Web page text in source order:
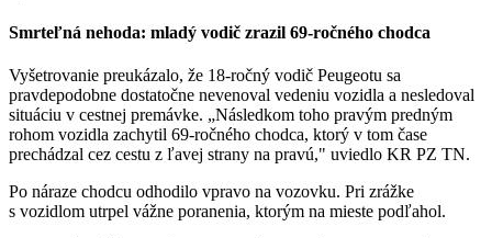
Smrteľná nehoda: mladý vodič zrazil 69-ročného chodca
Vyšetrovanie preukázalo, že 18-ročný vodič Peugeotu sa
pravdepodobne dostatočne nevenoval vedeniu vozidla a nesledoval
situáciu v cestnej premávke. „Následkom toho pravým predným
rohom vozidla zachytil 69-ročného chodca, ktorý v tom čase
prechádzal cez cestu z ľavej strany na pravú," uviedlo KR PZ TN.
Po náraze chodcu odhodilo vpravo na vozovku. Pri zrážke
s vozidlom utrpel vážne poranenia, ktorým na mieste podľahol.